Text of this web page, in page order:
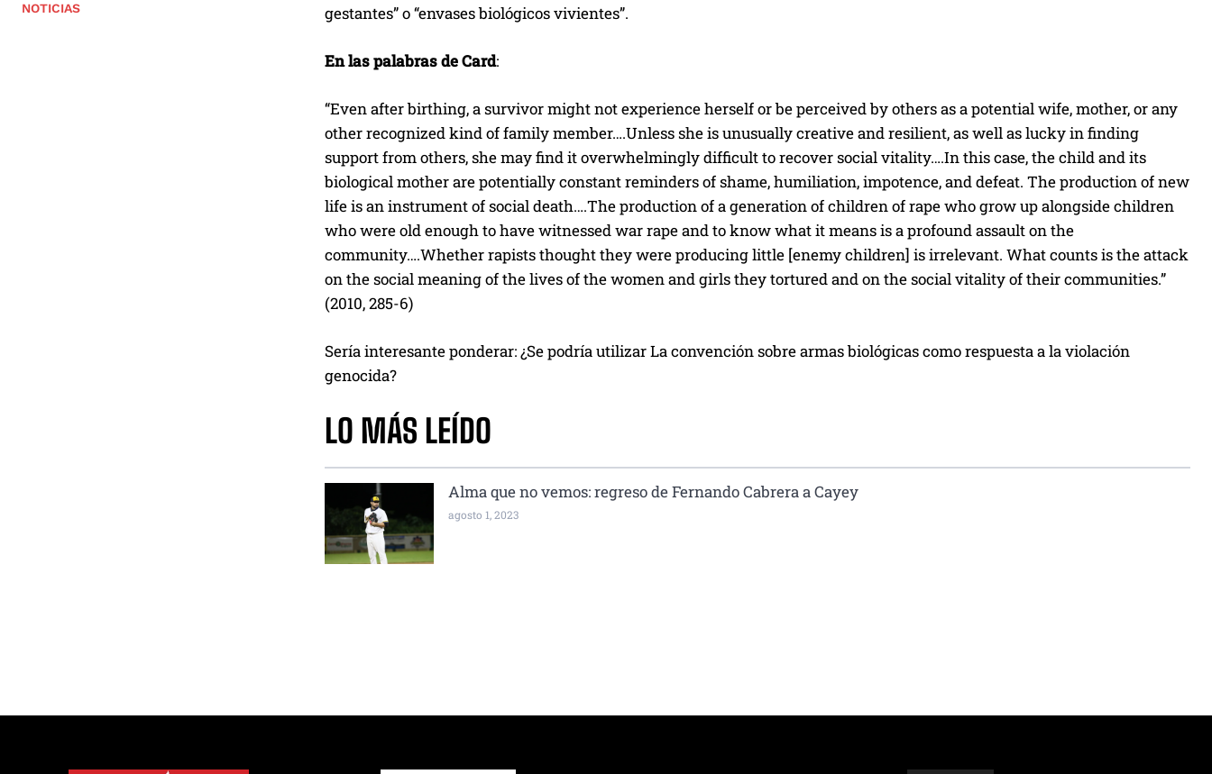
NOTICIAS
gestantes” o “envases biológicos vivientes”.
En las palabras de Card:
“Even after birthing, a survivor might not experience herself or be perceived by others as a potential wife, mother, or any
other recognized kind of family member….Unless she is unusually creative and resilient, as well as lucky in finding
support from others, she may find it overwhelmingly difficult to recover social vitality….In this case, the child and its
biological mother are potentially constant reminders of shame, humiliation, impotence, and defeat. The production of new
life is an instrument of social death….The production of a generation of children of rape who grow up alongside children
who were old enough to have witnessed war rape and to know what it means is a profound assault on the
community….Whether rapists thought they were producing little [enemy children] is irrelevant. What counts is the attack
on the social meaning of the lives of the women and girls they tortured and on the social vitality of their communities.”
(2010, 285-6)
Sería interesante ponderar: ¿Se podría utilizar La convención sobre armas biológicas como respuesta a la violación
genocida?
LO MÁS LEÍDO
Alma que no vemos: regreso de Fernando Cabrera a Cayey
agosto 1, 2023